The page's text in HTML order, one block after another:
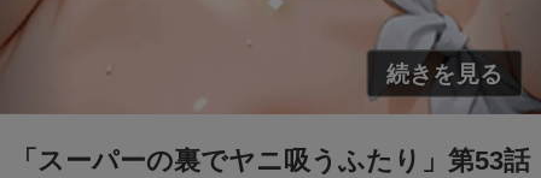
「スーパーの裏でヤニ吸うふたり」第53話